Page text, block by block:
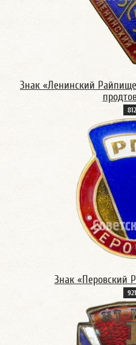
Знак «Ленинский
Знак «Перовский